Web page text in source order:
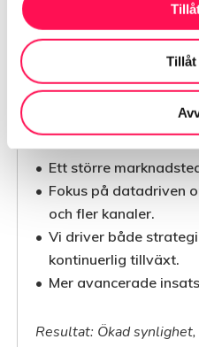
Tillåt
Boka möte
Ett större
Fokus på datadriven
och fler kanaler.
Vi driver både
kontinuerlig tillväxt.
Mer avancerade
Resultat: Ökad